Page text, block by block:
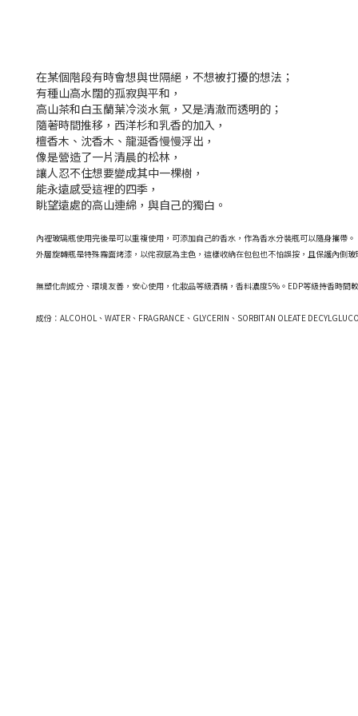
在某個階段有時會想與世隔絕，不想被打擾的想法；
有種山高水闊的孤寂與平和，
高山茶和白玉蘭葉冷淡水氣，又是清澈而透明的；
隨著時間推移，西洋杉和乳香的加入，
檀香木、沈香木、龍涎香慢慢浮出，
像是營造了一片清晨的松林，
讓人忍不住想要變成其中一棵樹，
能永遠感受這裡的四季，
眺望遠處的高山連綿，與自己的獨白。
內裡玻璃瓶使用完後是可以重複使用，可添加自己的香水，作為香水分裝瓶可以隨身攜帶。
外層旋轉瓶是特殊霧面烤漆， 以侘寂感為主色，這樣收納在包包也不怕誤按，且保護內側
無塑化劑成分、環境友善，安心使用，化妝品等級酒精，香料濃度5%。EDP等級持香時
成份：ALCOHOL、WATER、FRAGRANCE、GLYCERIN、SORBITAN OLEATE